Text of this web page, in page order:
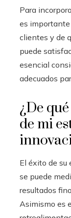
Para
es importante
clientes y de
puede
esencial
adecuados
¿De
de mi
El éxito de
se puede
resultados
Asimismo es